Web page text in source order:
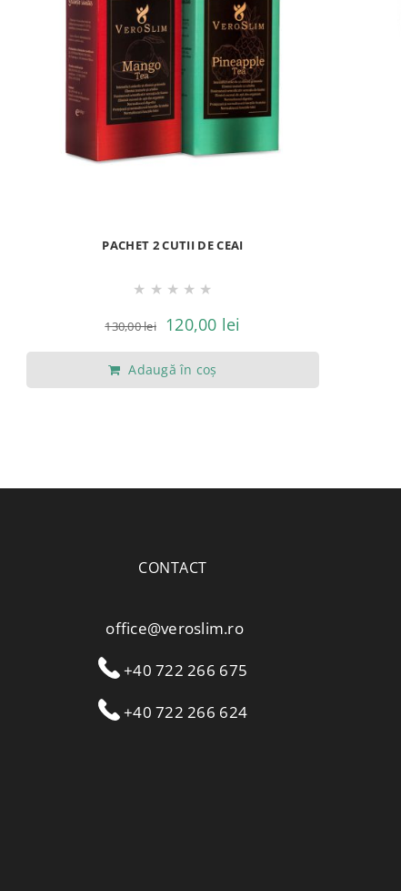
PACHET 2 CUTII DE CEAI
★ ★ ★ ★ ★
130,00lei
Prețul
inițial
a
120,00 lei
curent
Adaugă în coș
CONTACT
office@veroslim.ro
+40 722 266 675
+40 722 266 624